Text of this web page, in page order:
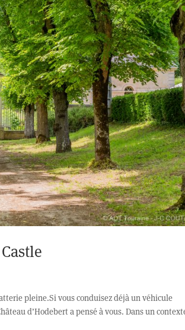
pleine.Si vous conduisez déjà un véhicule
d’Hodebert a pensé à vous. Dans un